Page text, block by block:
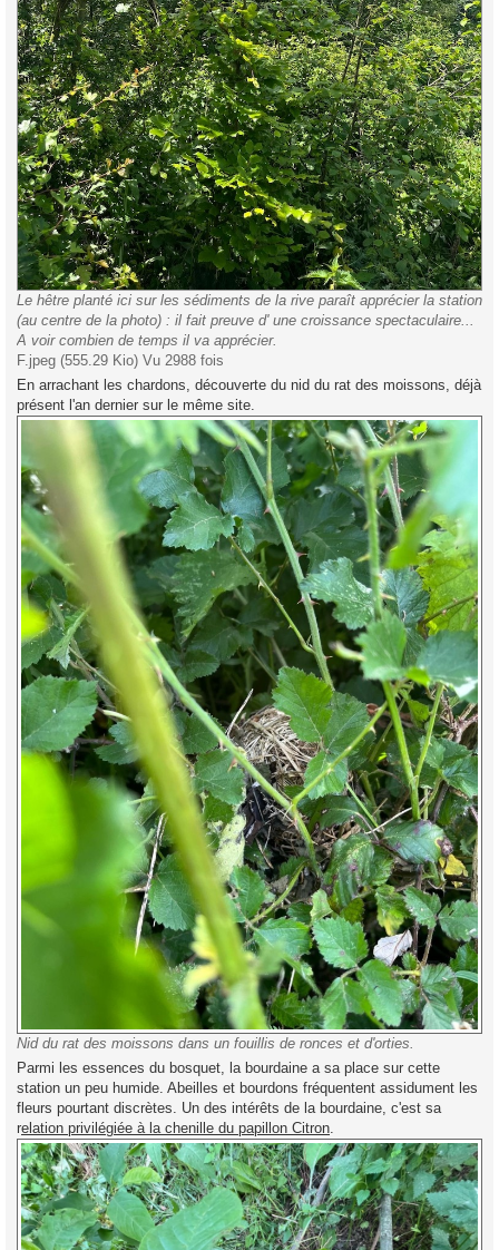
Le hêtre planté ici sur les sédiments de la rive paraît apprécier la station
(au centre de la photo) : il fait preuve d' une croissance spectaculaire...
A voir combien de temps il va apprécier.
F.jpeg (555.29 Kio) Vu 2988 fois
En arrachant les chardons, découverte du nid du rat des moissons, déjà
présent l'an dernier sur le même site.
Nid du rat des moissons dans un fouillis de ronces et d'orties.
Parmi les essences du bosquet, la bourdaine a sa place sur cette
station un peu humide. Abeilles et bourdons fréquentent assidument les
fleurs pourtant discrètes. Un des intérêts de la bourdaine, c'est sa
relation privilégiée à la chenille du papillon Citron.